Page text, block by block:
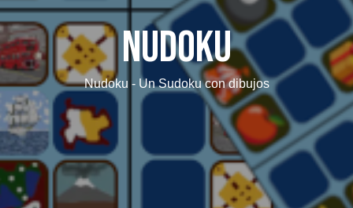
Nudoku
Nudoku - Un Sudoku con dibujos